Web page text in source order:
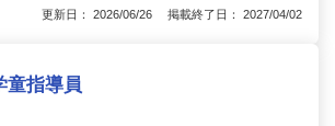
更新日： 2026/06/26 掲載終了日： 2027/04/02
童指導員